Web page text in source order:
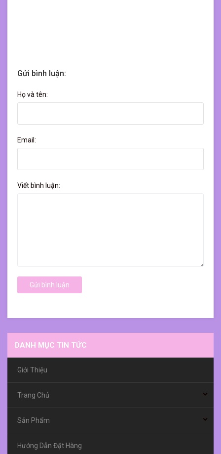
Gửi bình luận:
Họ và tên:
Email:
Viết bình luận:
Gửi bình luận
DANH MỤC TIN TỨC
Giới Thiệu
Trang Chủ
Sản Phẩm
Hướng Dẫn Đặt Hàng